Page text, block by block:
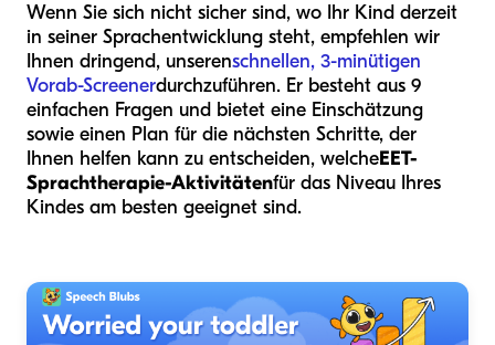
Wenn Sie sich nicht sicher sind, wo Ihr Kind derzeit
in seiner Sprachentwicklung steht, empfehlen wir
Ihnen dringend, unserenschnellen, 3-minütigen
Vorab-Screenerdurchzuführen. Er besteht aus 9
einfachen Fragen und bietet eine Einschätzung
sowie einen Plan für die nächsten Schritte, der
Ihnen helfen kann zu entscheiden, welcheEET-
Sprachtherapie-Aktivitätenfür das Niveau Ihres
Kindes am besten geeignet sind.